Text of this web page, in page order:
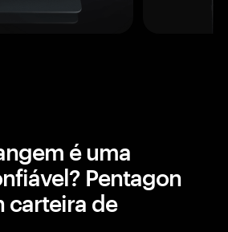
é uma
Pentagon
carteira de